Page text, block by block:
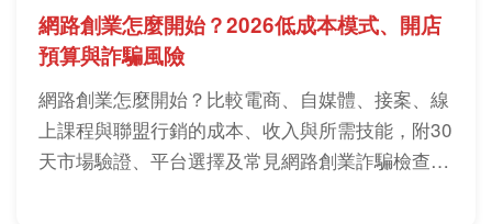
網路創業怎麼開始？2026低成本模式、開店
預算與詐騙風險
網路創業怎麼開始？比較電商、自媒體、接案、線
上課程與聯盟行銷的成本、收入與所需技能，附30
天市場驗證、平台選擇及常見網路創業詐騙檢查